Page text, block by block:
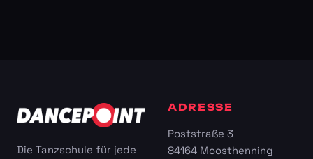
Die Tanzschule für jede
ADRESSE
Poststraße 3
84164 Moosthenning